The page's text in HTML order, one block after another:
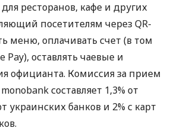
ресторанов, кафе и других
посетителям через QR-
меню, оплачивать счет (в том
Pay), оставлять чаевые и
официанта. Комиссия за прием
составляет 1,3% от
украинских банков и 2% с карт